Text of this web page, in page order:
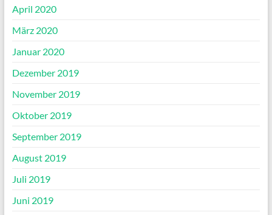
April 2020
März 2020
Januar 2020
Dezember 2019
November 2019
Oktober 2019
September 2019
August 2019
Juli 2019
Juni 2019